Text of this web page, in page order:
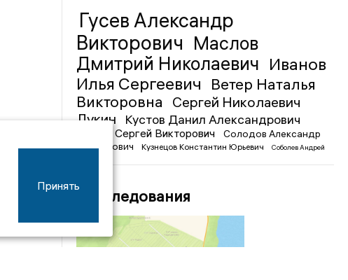
Гусев Александр
Викторович Маслов
Дмитрий Николаевич Иванов
Илья Сергеевич
Ветер Наталья
Викторовна
Сергей Николаевич
Лукин
Кустов Данил Александрович
Чижов Сергей Викторович
Солодов Александр
Михайлович
Кузнецов Константин Юрьевич
Соболев Андрей
Расследования
Принять